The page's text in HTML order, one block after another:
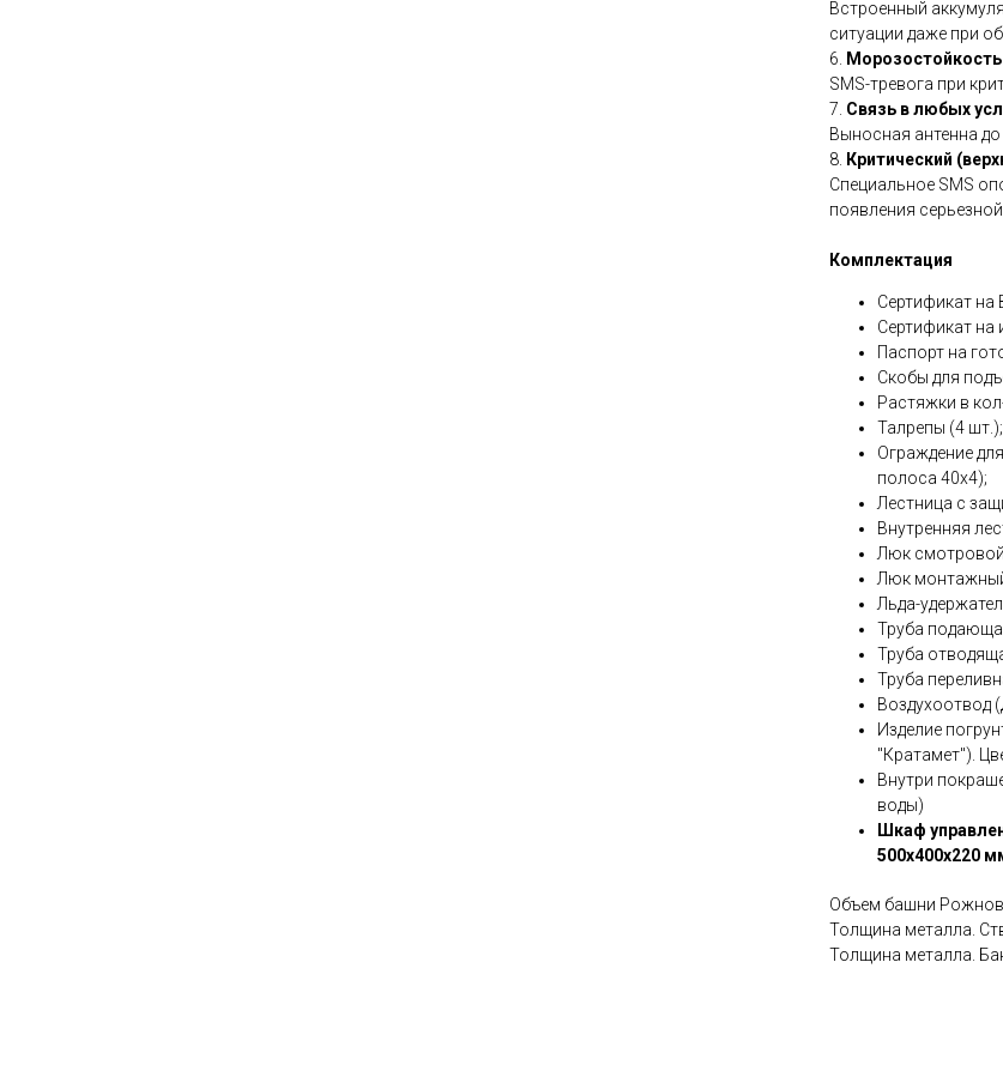
Встроенный
ситуации даже при
6. Морозостойкость
SMS-тревога при
7. Связь в любых
Выносная антенна до
8. Критический
Специальное SMS
появления
Комплектация
Сертификат на
Сертификат на
Паспорт на
Скобы для
Растяжки в
Талрепы (4 шт.);
Ограждение
полоса 40х4);
Лестница с
Внутренняя
Люк
Люк
Льда-
Труба
Труба
Труба
Воздухоотвод
Изделие
"Кратамет").
Внутри
воды)
Шкаф
500х400х220
Объем башни
Толщина металла.
Толщина металла.